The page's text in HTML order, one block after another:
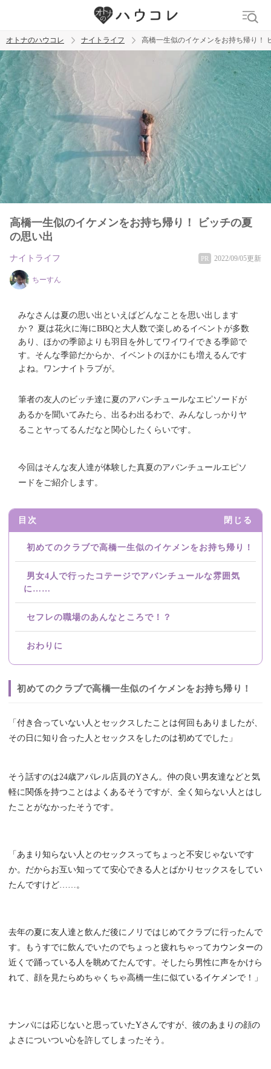
トレンド ワード
ラブグッズ 乳首 吸うやつ
オトナのハウコレ ナイトライフ 高橋一生似のイケメンをお持ち帰り！
高橋一生似のイケメンをお持ち帰り！ ビッチの夏
の思い出
ナイトライフ PR 2022/09/05更新
ちーすん
みなさんは夏の思い出といえばどんなことを思い出します
か？ 夏は花火に海にBBQと大人数で楽しめるイベントが多数
あり、ほかの季節よりも羽目を外してワイワイできる季節で
す。そんな季節だからか、イベントのほかにも増えるんです
よね。ワンナイトラブが。
筆者の友人のビッチ達に夏のアバンチュールなエピソードが
あるかを聞いてみたら、出るわ出るわで、みんなしっかりヤ
ることヤってるんだなと関心したくらいです。
今回はそんな友人達が体験した真夏のアバンチュールエピソ
ードをご紹介します。
目次 閉じる
初めてのクラブで高橋一生似のイケメンをお持ち帰り！
男女4人で行ったコテージでアバンチュールな雰囲気
に……
セフレの職場のあんなところで！？
おわりに
初めてのクラブで高橋一生似のイケメンをお持ち帰り！
「付き合っていない人とセックスしたことは何回もありましたが、
その日に知り合った人とセックスをしたのは初めてでした」
そう話すのは24歳アパレル店員のYさん。仲の良い男友達などと気
軽に関係を持つことはよくあるそうですが、全く知らない人とはし
たことがなかったそうです。
「あまり知らない人とのセックスってちょっと不安じゃないです
か。だからお互い知ってて安心できる人とばかりセックスをしてい
たんですけど……。
去年の夏に友人達と飲んだ後にノリではじめてクラブに行ったんで
す。もうすでに飲んでいたのでちょっと疲れちゃってカウンターの
近くで踊っている人を眺めてたんです。そしたら男性に声をかけら
れて、顔を見たらめちゃくちゃ高橋一生に似ているイケメンで！」
ナンパには応じないと思っていたYさんですが、彼のあまりの顔の
よさについつい心を許してしまったそう。